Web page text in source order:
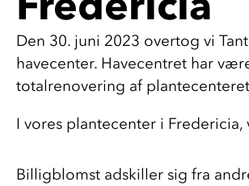
Den 30. juni 2023 overtog vi
havecenter. Havecentret har
totalrenovering af
I vores plantecenter i
Billigblomst adskiller sig fra